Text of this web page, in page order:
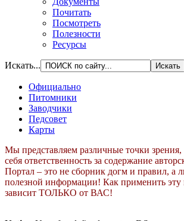
Почитать
Посмотреть
Полезности
Ресурсы
Искать...
Официально
Питомники
Заводчики
Педсовет
Карты
Мы представляем различные точки зрения,
себя ответственность за содержание
Портал – это не сборник догм и правил, а
полезной информации! Как применить
зависит ТОЛЬКО от ВАС!